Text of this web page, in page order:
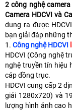
2 công nghệ
Camera HDCVI và
dung ra được
bạn giải đáp những
1. Công nghệ HDCVI
HDCVI (Công nghệ
nghệ truyền tín hiệu
cáp đồng trục.
HDCVI cung cấp 2
giải 1280x720) và
lượng hình ảnh cao